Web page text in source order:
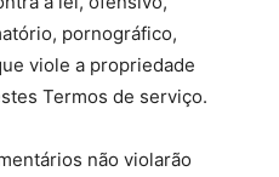
pornográfico,
viole a propriedade
Termos de serviço.
não violarão